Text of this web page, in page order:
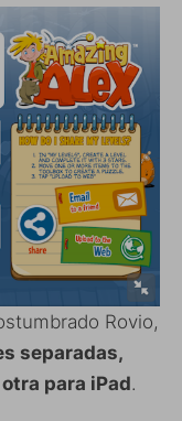
Rovio,
separadas,
para iPad.